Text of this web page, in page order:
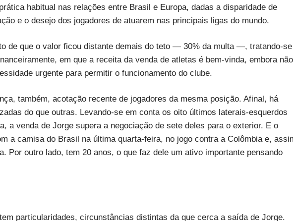
habitual nas relações entre Brasil e Europa, dadas a disparidade de
e o desejo dos jogadores de atuarem nas principais ligas do mundo.
de que o valor ficou distante demais do teto — 30% da multa —, tratando-se
em que a receita da venda de atletas é bem-vinda, embora não
urgente para permitir o funcionamento do clube.
também, acotação recente de jogadores da mesma posição. Afinal, há
do que outras. Levando-se em conta os oito últimos laterais-esquerdos
a venda de Jorge supera a negociação de sete deles para o exterior. E o
a camisa do Brasil na última quarta-feira, no jogo contra a Colômbia e,
Por outro lado, tem 20 anos, o que faz dele um ativo importante pensando
particularidades, circunstâncias distintas da que cerca a saída de Jorge.